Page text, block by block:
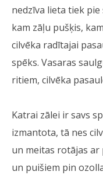
nedzīva lieta tiek
kam zāļu pušķis,
cilvēka radītajai
spēks. Vasaras
ritiem, cilvēka
Katrai zālei ir savs
izmantota, tā nes
un meitas rotājas ar
un puišiem pin